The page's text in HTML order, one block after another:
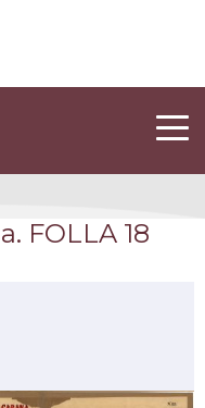
FOLLA 18